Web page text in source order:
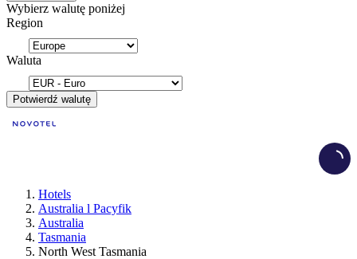
Wybierz walutę poniżej
Region
Waluta
Potwierdź walutę
Hotels
Australia l Pacyfik
Australia
Tasmania
North West Tasmania